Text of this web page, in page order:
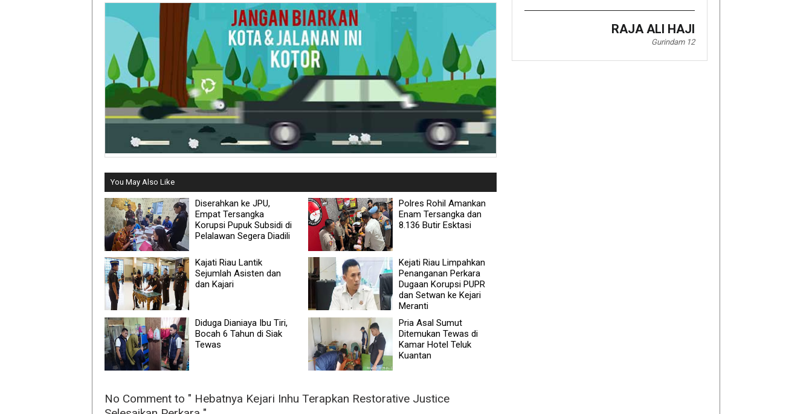
You May Also Like
Diserahkan ke JPU,
Empat Tersangka
Korupsi Pupuk Subsidi di
Pelalawan Segera Diadili
Polres Rohil Amankan
Enam Tersangka dan
8.136 Butir Esktasi
Kajati Riau Lantik
Sejumlah Asisten dan
dan Kajari
Kejati Riau Limpahkan
Penanganan Perkara
Dugaan Korupsi PUPR
dan Setwan ke Kejari
Meranti
Diduga Dianiaya Ibu Tiri,
Bocah 6 Tahun di Siak
Tewas
Pria Asal Sumut
Ditemukan Tewas di
Kamar Hotel Teluk
Kuantan
No Comment to " Hebatnya Kejari Inhu Terapkan Restorative Justice
RAJA ALI HAJI
Gurindam 12